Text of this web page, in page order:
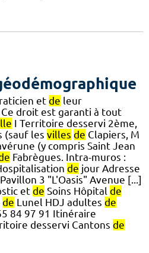
et de leur
Ce droit est garanti à tout
I Territoire desservi 2ème,
(sauf les villes de Clapiers, M
(y compris Saint Jean
Fabrègues. Intra-muros :
de jour Adresse
3 "L'Oasis" Avenue [...]
et de Soins Hôpital de
de Lunel HDJ adultes de
84 97 91 Itinéraire
desservi Cantons de